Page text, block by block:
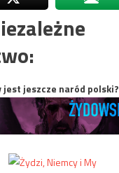
jest jeszcze naród polski?